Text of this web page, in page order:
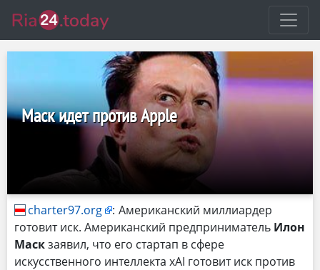
Маск идет против Apple
charter97.org : Американский миллиардер
готовит иск. Американский предприниматель Илон
Маскзаявил, что его стартап в сфере
искусственного интеллекта xAI готовит иск против